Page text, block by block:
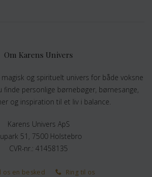
Om Karens Univers
og spirituelt univers for både voksne
finde personlige børnebøger, børnesange,
og inspiration til et liv i balance.
Karens Univers ApS
51, 7500 Holstebro
CVR-nr.: 41458135
os en besked Ring til os